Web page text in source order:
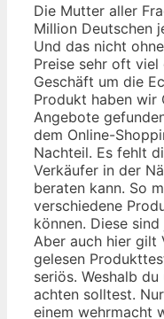
Die Mutter aller
Million Deutschen
Und das nicht
Preise sehr oft
Geschäft um die
Produkt haben wir
Angebote
dem Online-
Nachteil. Es fehlt
Verkäufer in der
beraten kann. So
verschiedene
können. Diese
Aber auch hier gilt
gelesen
seriös. Weshalb
achten solltest.
einem wehrmacht